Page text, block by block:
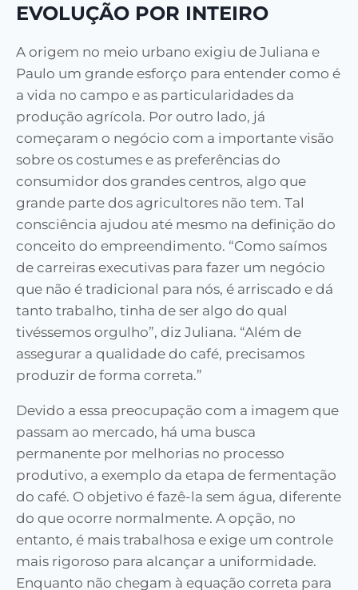
EVOLUÇÃO POR INTEIRO
A origem no meio urbano exigiu de Juliana e
Paulo um grande esforço para entender como é
a vida no campo e as particularidades da
produção agrícola. Por outro lado, já
começaram o negócio com a importante visão
sobre os costumes e as preferências do
consumidor dos grandes centros, algo que
grande parte dos agricultores não tem. Tal
consciência ajudou até mesmo na definição do
conceito do empreendimento. “Como saímos
de carreiras executivas para fazer um negócio
que não é tradicional para nós, é arriscado e dá
tanto trabalho, tinha de ser algo do qual
tivéssemos orgulho”, diz Juliana. “Além de
assegurar a qualidade do café, precisamos
produzir de forma correta.”
Devido a essa preocupação com a imagem que
passam ao mercado, há uma busca
permanente por melhorias no processo
produtivo, a exemplo da etapa de fermentação
do café. O objetivo é fazê-la sem água, diferente
do que ocorre normalmente. A opção, no
entanto, é mais trabalhosa e exige um controle
mais rigoroso para alcançar a uniformidade.
Enquanto não chegam à equação correta para